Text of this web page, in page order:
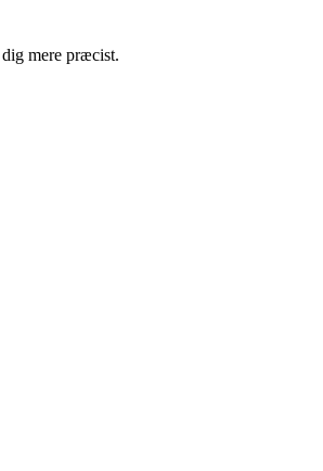
mere præcist.